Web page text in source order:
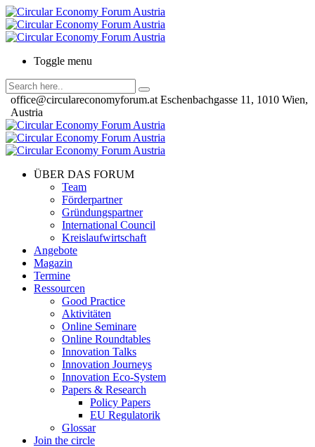
Toggle menu
office@circulareconomyforum.at Eschenbachgasse 11, 1010 Wien,
Austria
ÜBER DAS FORUM
Team
Förderpartner
Gründungspartner
International Council
Kreislaufwirtschaft
Angebote
Magazin
Termine
Ressourcen
Good Practice
Aktivitäten
Online Seminare
Online Roundtables
Innovation Talks
Innovation Journeys
Innovation Eco-System
Papers & Research
Policy Papers
EU Regulatorik
Glossar
Join the circle